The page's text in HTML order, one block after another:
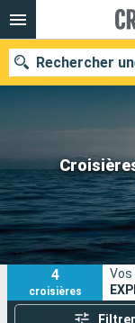
Rechercher
Nos
Mois de départ
Ports
4
croisières
Vos
Filtrer